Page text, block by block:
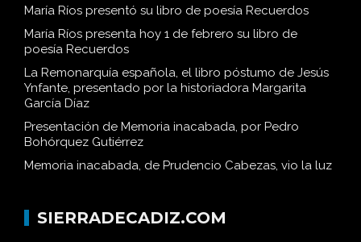
María Ríos presentó su libro de poesía Recuerdos
María Ríos presenta hoy 1 de febrero su libro de
poesía Recuerdos
La Remonarquía española, el libro póstumo de Jesús
Ynfante, presentado por la historiadora Margarita
García Díaz
Presentación de Memoria inacabada, por Pedro
Bohórquez Gutiérrez
Memoria inacabada, de Prudencio Cabezas, vio la luz
SIERRADECADIZ.COM